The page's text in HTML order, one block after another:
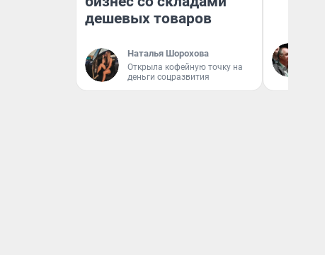
дешевых товаров
Наталья Шорохова
Открыла кофейную точку на
деньги соцразвития